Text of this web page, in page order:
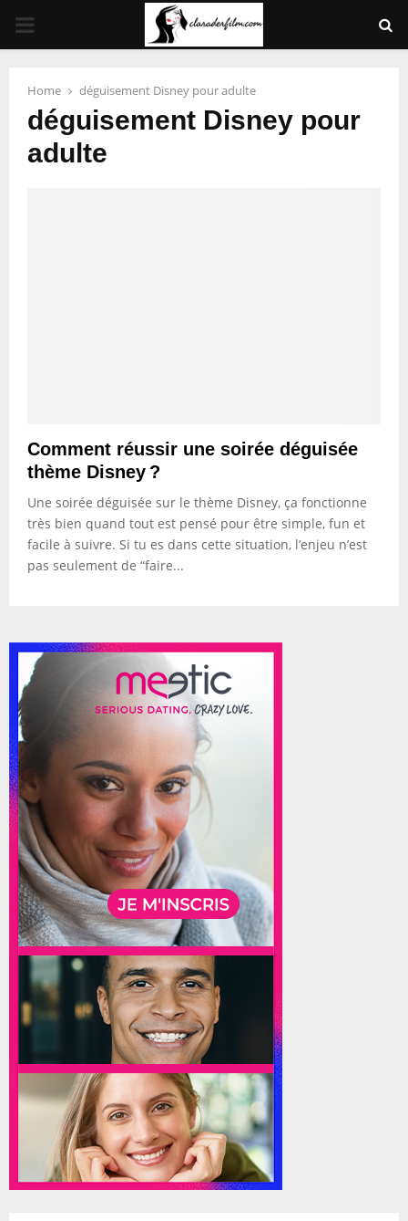
PRIMARY
Home déguisement Disney pour adulte
déguisement Disney pour
adulte
Comment réussir une soirée déguisée
thème Disney ?
Une soirée déguisée sur le thème Disney, ça fonctionne
très bien quand tout est pensé pour être simple, fun et
facile à suivre. Si tu es dans cette situation, l’enjeu n’est
pas seulement de “faire...